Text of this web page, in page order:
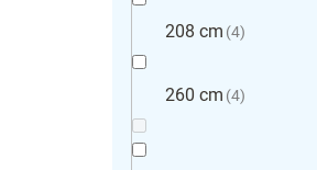
208 cm 4
260 cm 4